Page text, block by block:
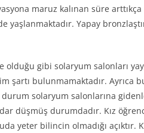
maruz kalınan süre
yaşlanmaktadır. Yapay
olduğu gibi solaryum salonları
şartı bulunmamaktadır. Ayrıca
solaryum salonlarına
düşmüş durumdadır. Kız
yeter bilincin olmadığı açıktır.